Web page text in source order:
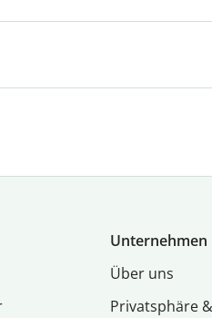
Unternehmen
Über uns
Privatsphäre